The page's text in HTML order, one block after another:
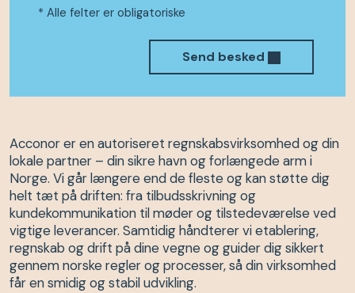
* Alle felter er obligatoriske
Send besked
Acconor er en autoriseret regnskabsvirksomhed og din
lokale partner – din sikre havn og forlængede arm i
Norge. Vi går længere end de fleste og kan støtte dig
helt tæt på driften: fra tilbudsskrivning og
kundekommunikation til møder og tilstedeværelse ved
vigtige leverancer. Samtidig håndterer vi etablering,
regnskab og drift på dine vegne og guider dig sikkert
gennem norske regler og processer, så din virksomhed
får en smidig og stabil udvikling.